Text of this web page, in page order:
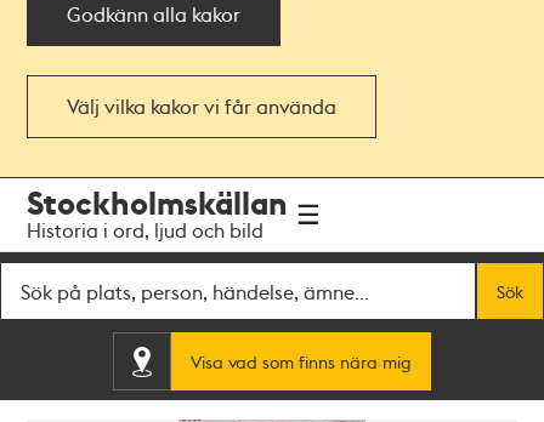
Godkänn alla kakor
Välj vilka kakor vi får använda
navigationen
huvudinnehållet
Stockholmskällan
Historia i ord, ljud och bild
Sök
Visa vad som finns nära mig